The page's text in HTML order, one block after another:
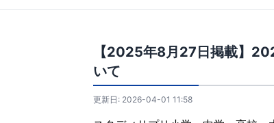
【2025年8月27日掲載】
いて
更新日: 2026-04-01 11:58